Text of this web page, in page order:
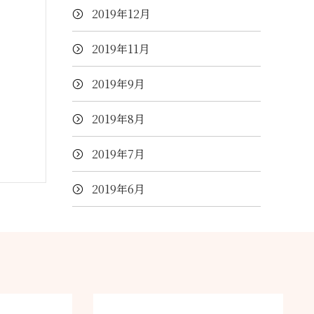
2019年12月
2019年11月
2019年9月
2019年8月
2019年7月
2019年6月